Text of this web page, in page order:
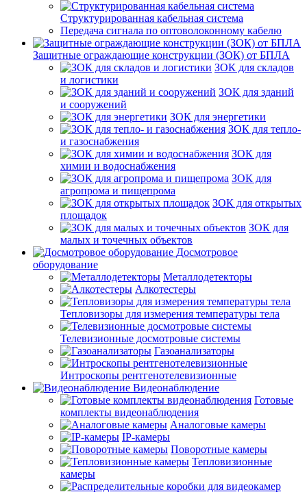
Структурированная кабельная система
Передача сигнала по оптоволоконному кабелю
Защитные ограждающие конструкции (ЗОК) от БПЛА
ЗОК для складов
и логистики
ЗОК для зданий
и сооружений
ЗОК для энергетики
ЗОК для тепло-
и газоснабжения
ЗОК для
химии и водоснабжения
ЗОК для
агропрома и пищепрома
ЗОК для открытых
площадок
ЗОК для
малых и точечных объектов
Досмотровое
оборудование
Металлодетекторы
Алкотестеры
Тепловизоры для измерения температуры тела
Телевизионные досмотровые системы
Газоанализаторы
Интроскопы рентгенотелевизионные
Видеонаблюдение
Готовые
комплекты видеонаблюдения
Аналоговые камеры
IP-камеры
Поворотные камеры
Тепловизионные
камеры